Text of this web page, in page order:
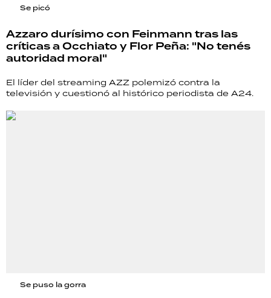
Se picó
Azzaro durísimo con Feinmann tras las
críticas a Occhiato y Flor Peña: "No tenés
autoridad moral"
El líder del streaming AZZ polemizó contra la
televisión y cuestionó al histórico periodista de A24.
Se puso la gorra